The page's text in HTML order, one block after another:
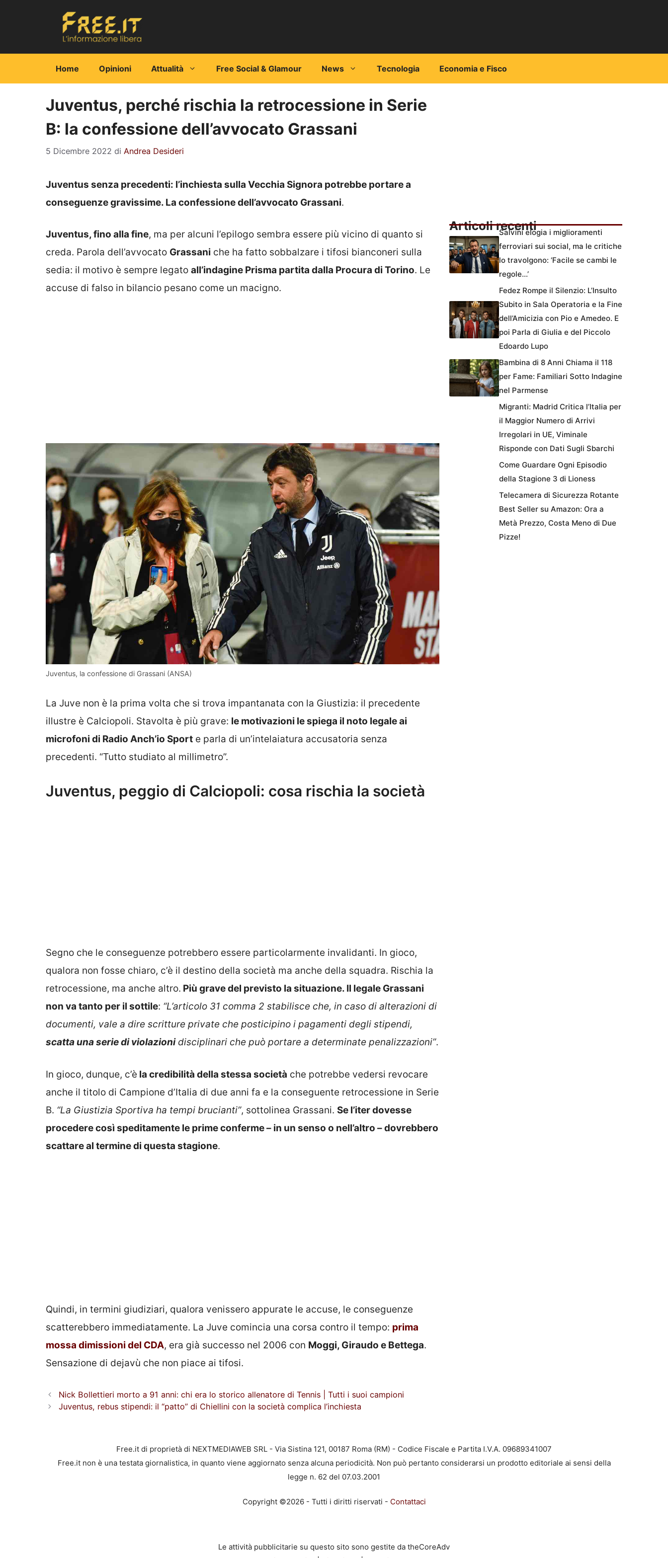
Home Opinioni Attualità Free Social & Glamour News Tecnologia Economia e Fisco
Juventus, perché rischia la retrocessione in Serie
B: la confessione dell’avvocato Grassani
5 Dicembre 2022 di Andrea Desideri
Juventus senza precedenti: l’inchiesta sulla Vecchia Signora potrebbe portare a
conseguenze gravissime. La confessione dell’avvocato Grassani.
Juventus, fino alla fine, ma per alcuni l’epilogo sembra essere più vicino di quanto si
creda. Parola dell’avvocato Grassani che ha fatto sobbalzare i tifosi bianconeri sulla
sedia: il motivo è sempre legato all’indagine Prisma partita dalla Procura di Torino. Le
accuse di falso in bilancio pesano come un macigno.
Juventus, la confessione di Grassani (ANSA)
La Juve non è la prima volta che si trova impantanata con la Giustizia: il precedente
illustre è Calciopoli. Stavolta è più grave: le motivazioni le spiega il noto legale ai
microfoni di Radio Anch’io Sport e parla di un’intelaiatura accusatoria senza
precedenti. “Tutto studiato al millimetro”.
Juventus, peggio di Calciopoli: cosa rischia la società
Segno che le conseguenze potrebbero essere particolarmente invalidanti. In gioco,
qualora non fosse chiaro, c’è il destino della società ma anche della squadra. Rischia la
retrocessione, ma anche altro. Più grave del previsto la situazione. Il legale Grassani
non va tanto per il sottile: “L’articolo 31 comma 2 stabilisce che, in caso di alterazioni di
documenti, vale a dire scritture private che posticipino i pagamenti degli stipendi,
scatta una serie di violazionidisciplinari che può portare a determinate penalizzazioni”.
In gioco, dunque, c’è la credibilità della stessa società che potrebbe vedersi revocare
anche il titolo di Campione d’Italia di due anni fa e la conseguente retrocessione in Serie
B. “La Giustizia Sportiva ha tempi brucianti”, sottolinea Grassani. Se l’iter dovesse
procedere così speditamente le prime conferme – in un senso o nell’altro – dovrebbero
scattare al termine di questa stagione.
Quindi, in termini giudiziari, qualora venissero appurate le accuse, le conseguenze
scatterebbero immediatamente. La Juve comincia una corsa contro il tempo: prima
mossa dimissioni del CDA, era già successo nel 2006 con Moggi, Giraudo e Bettega.
Sensazione di dejavù che non piace ai tifosi.
Nick Bollettieri morto a 91 anni: chi era lo storico allenatore di Tennis | Tutti i suoi campioni
Juventus, rebus stipendi: il “patto” di Chiellini con la società complica l’inchiesta
Articoli recentiSalvini elogia i miglioramenti
ferroviari sui social, ma le critiche
lo travolgono: ‘Facile se cambi le
regole…’
Fedez Rompe il Silenzio: L’Insulto
Subito in Sala Operatoria e la Fine
dell’Amicizia con Pio e Amedeo. E
poi Parla di Giulia e del Piccolo
Edoardo Lupo
Bambina di 8 Anni Chiama il 118
per Fame: Familiari Sotto Indagine
nel Parmense
Migranti: Madrid Critica l’Italia per
il Maggior Numero di Arrivi
Irregolari in UE, Viminale
Risponde con Dati Sugli Sbarchi
Come Guardare Ogni Episodio
della Stagione 3 di Lioness
Telecamera di Sicurezza Rotante
Best Seller su Amazon: Ora a
Metà Prezzo, Costa Meno di Due
Pizze!
Free.it di proprietà di NEXTMEDIAWEB SRL - Via Sistina 121, 00187 Roma (RM) - Codice Fiscale e Partita I.V.A. 09689341007
Free.it non è una testata giornalistica, in quanto viene aggiornato senza alcuna periodicità. Non può pertanto considerarsi un prodotto editoriale ai sensi della
legge n. 62 del 07.03.2001
Copyright ©2026 - Tutti i diritti riservati - Contattaci
Le attività pubblicitarie su questo sito sono gestite da theCoreAdv